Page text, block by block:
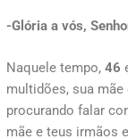
-Glória a vós,
Naquele tempo, 46
multidões, sua
procurando falar
mãe e teus irmãos